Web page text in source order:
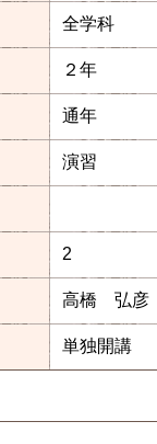
全学科
２年
通年
演習
2
高橋 弘彦
単独開講